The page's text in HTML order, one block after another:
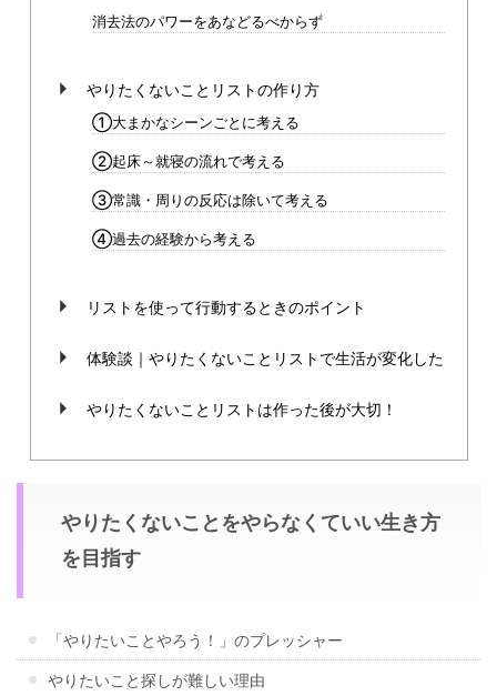
消去法のパワーをあなどるべからず
やりたくないことリストの作り方
①大まかなシーンごとに考える
②起床～就寝の流れで考える
③常識・周りの反応は除いて考える
④過去の経験から考える
リストを使って行動するときのポイント
体験談｜やりたくないことリストで生活が変化した
やりたくないことリストは作った後が大切！
やりたくないことをやらなくていい生き方
を目指す
「やりたいことやろう！」のプレッシャー
やりたいこと探しが難しい理由